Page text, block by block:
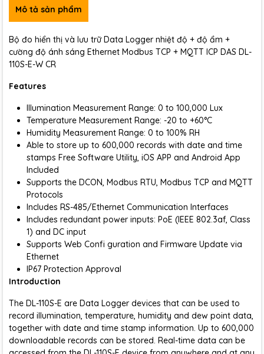
Mô tả sản phẩm
Bộ đo hiển thị và lưu trữ Data Logger nhiệt độ + độ ẩm +
cường độ ánh sáng Ethernet Modbus TCP + MQTT ICP DAS DL-
110S-E-W CR
Features
Illumination Measurement Range: 0 to 100,000 Lux
Temperature Measurement Range: -20 to +60°C
Humidity Measurement Range: 0 to 100% RH
Able to store up to 600,000 records with date and time
stamps Free Software Utility, iOS APP and Android App
Included
Supports the DCON, Modbus RTU, Modbus TCP and MQTT
Protocols
Includes RS-485/Ethernet Communication Interfaces
Includes redundant power inputs: PoE (IEEE 802.3af, Class
1) and DC input
Supports Web Confi guration and Firmware Update via
Ethernet
IP67 Protection Approval
Introduction
The DL-110S-E are Data Logger devices that can be used to
record illumination, temperature, humidity and dew point data,
together with date and time stamp information. Up to 600,000
downloadable records can be stored. Real-time data can be